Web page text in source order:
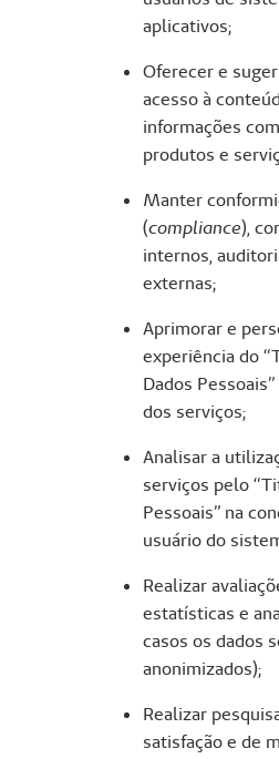
aplicativos;
Oferecer e
acesso à
informações
produtos e
Manter
(compliance),
internos,
externas;
Aprimorar e
experiência do
Dados
dos serviços;
Analisar a
serviços pelo
Pessoais” na
usuário do
Realizar
estatísticas e
casos os dados
anonimizados);
Realizar
satisfação e de